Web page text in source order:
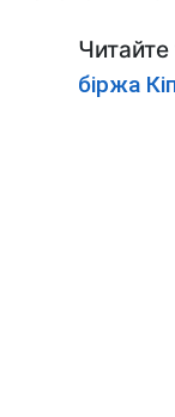
біржа